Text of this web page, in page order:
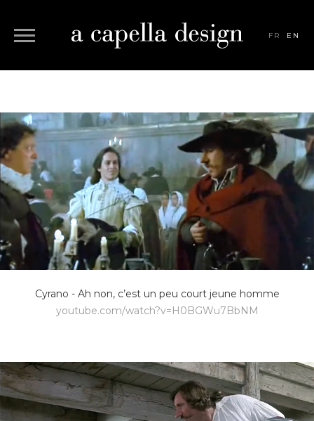
FR EN
Cyrano - Ah non, c’est un peu court jeune homme
youtube.com/watch?v=H0BGWu7BbNM